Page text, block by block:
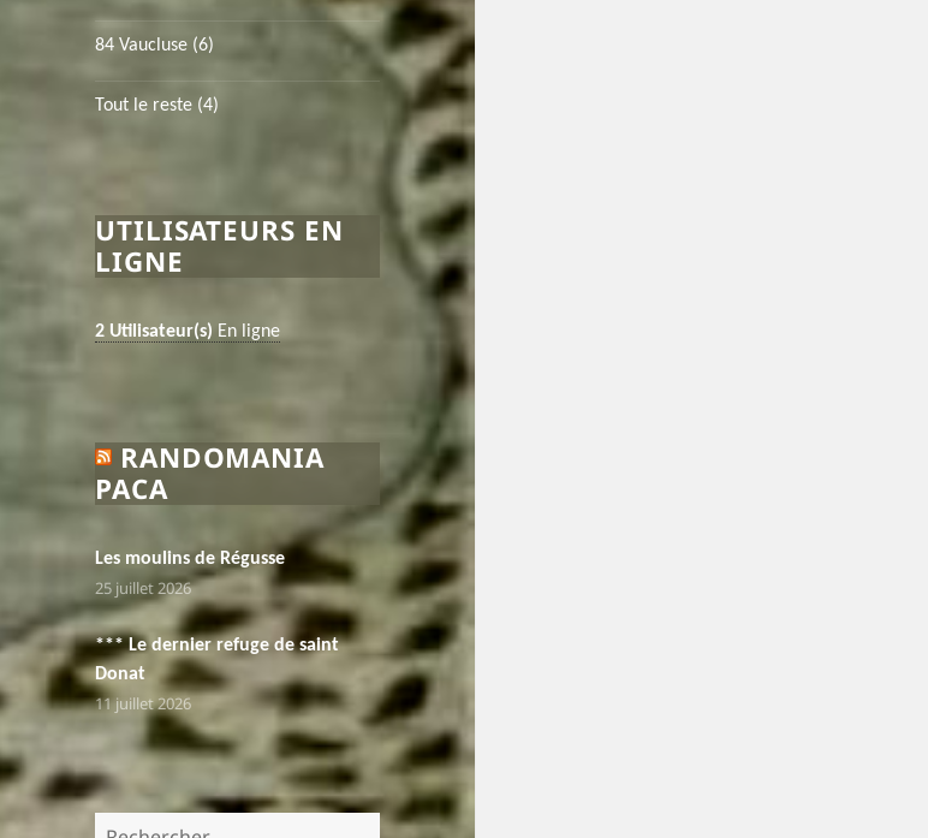
84 Vaucluse (6)
Tout le reste (4)
UTILISATEURS EN
LIGNE
2 Utilisateur(s) En ligne
RANDOMANIA
PACA
Les moulins de Régusse
25 juillet 2026
*** Le dernier refuge de saint
Donat
11 juillet 2026
Rechercher :